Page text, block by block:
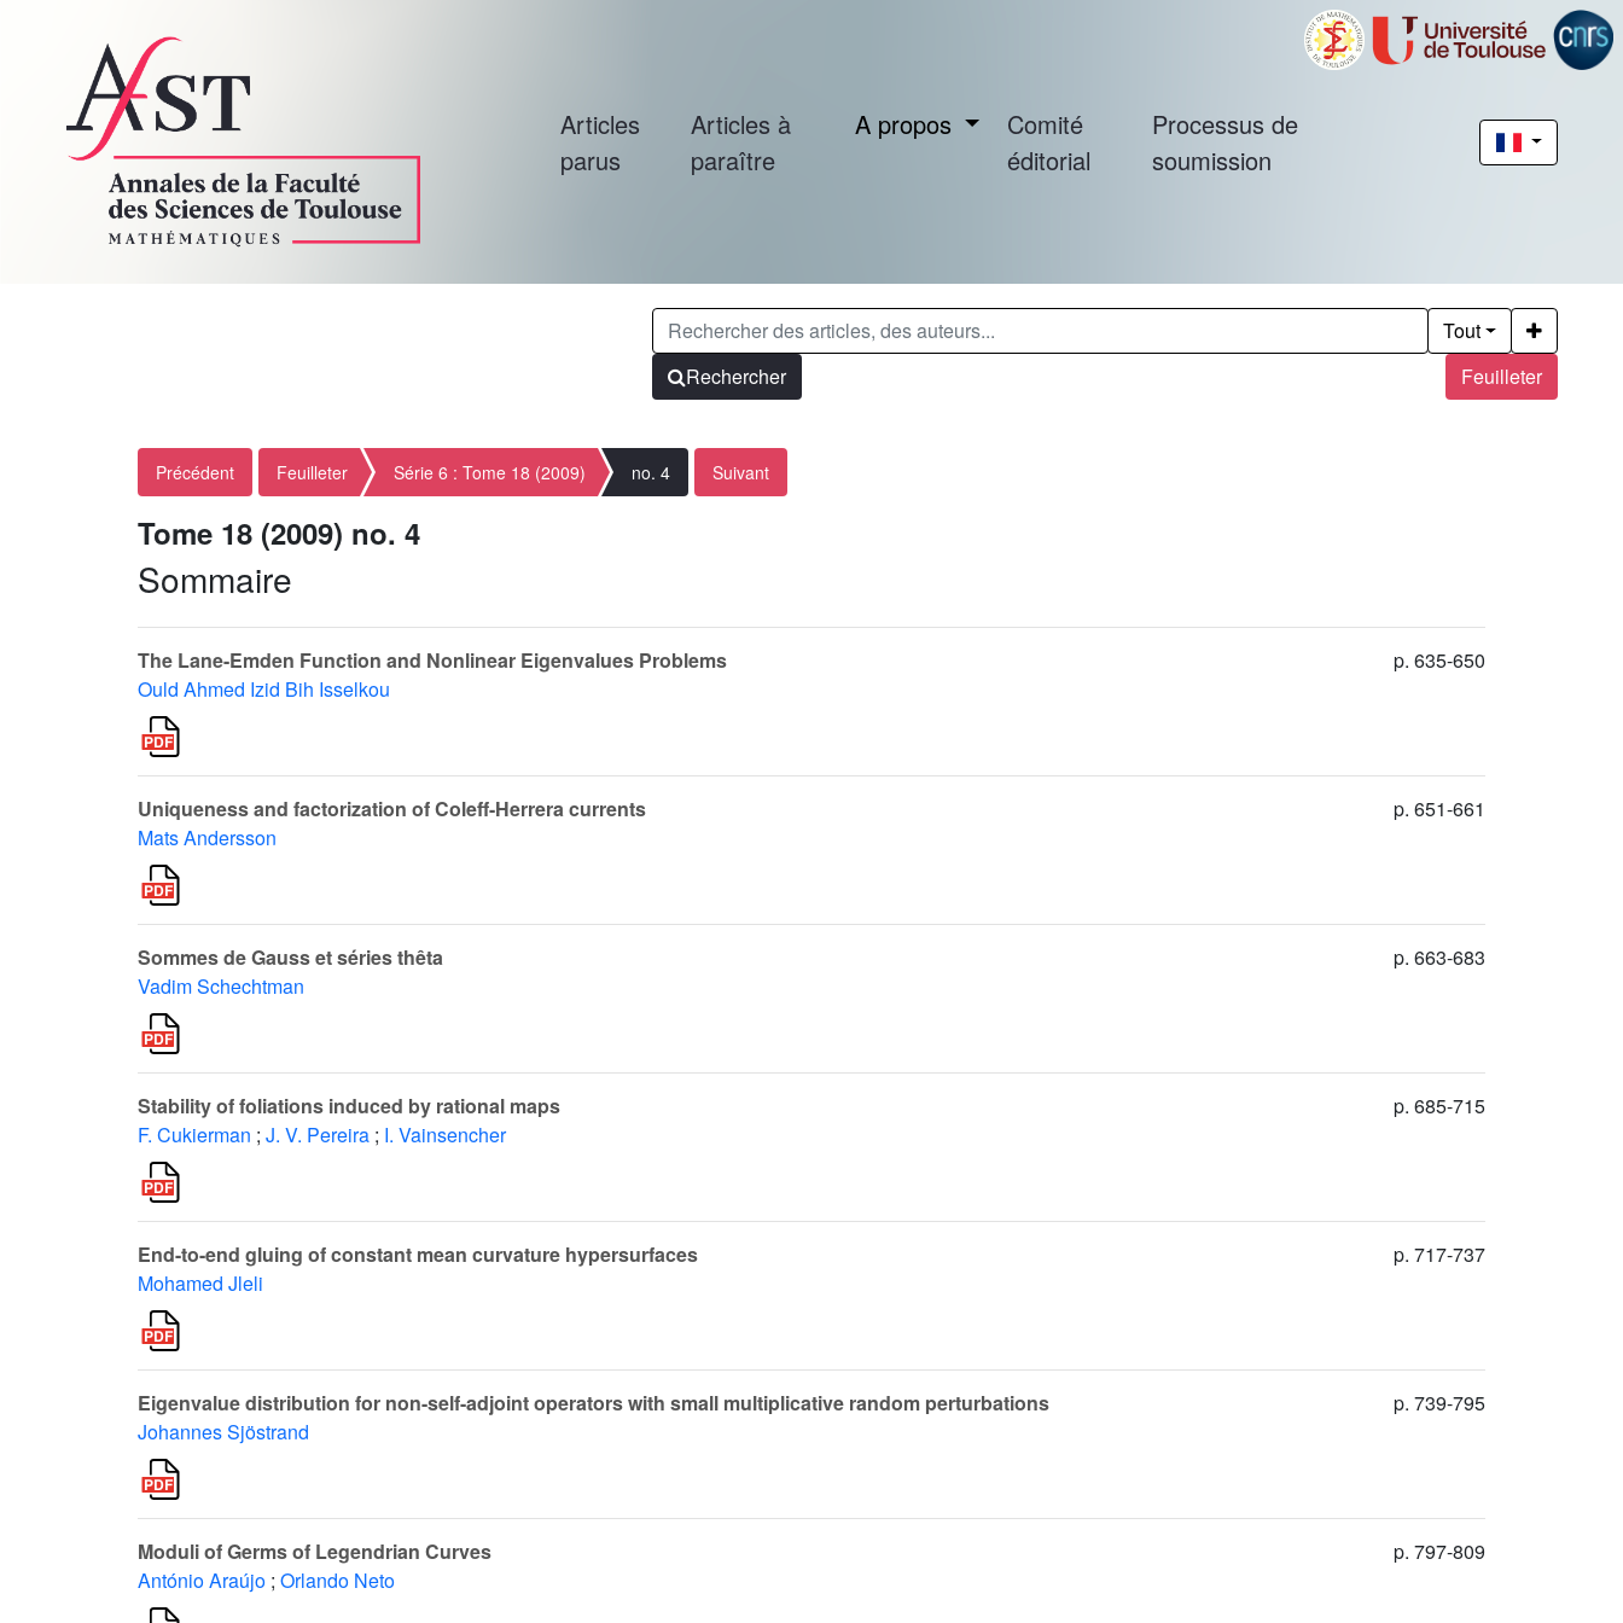
Articles
parus
Articles à
paraître
A propos
Comité
éditorial
Processus de
soumission
Feuilleter
Tout
Rechercher
Précédent Feuilleter Série 6 : Tome 18 (2009) no. 4 Suivant
Tome 18 (2009) no. 4
Sommaire
The Lane-Emden Function and Nonlinear Eigenvalues Problems
Ould Ahmed Izid Bih Isselkou
p. 635-650
Uniqueness and factorization of Coleff-Herrera currents
Mats Andersson
p. 651-661
Sommes de Gauss et séries thêta
Vadim Schechtman
p. 663-683
Stability of foliations induced by rational maps
F. Cukierman ; J. V. Pereira ; I. Vainsencher
p. 685-715
End-to-end gluing of constant mean curvature hypersurfaces
Mohamed Jleli
p. 717-737
Eigenvalue distribution for non-self-adjoint operators with small multiplicative random perturbations
Johannes Sjöstrand
p. 739-795
Moduli of Germs of Legendrian Curves
António Araújo ; Orlando Neto
p. 797-809